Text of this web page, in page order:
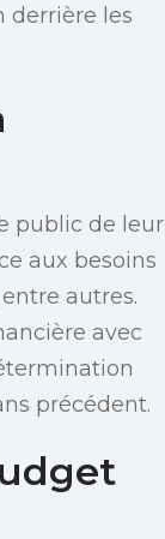
derrière les
public de leur
aux besoins
autres.
avec
précédent.